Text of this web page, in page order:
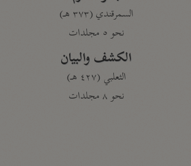
السمرقندي (٣٧٣ هـ)
نحو ٥ مجلدات
الكشف والبيان
الثعلبي (٤٢٧ هـ)
نحو ٨ مجلدات